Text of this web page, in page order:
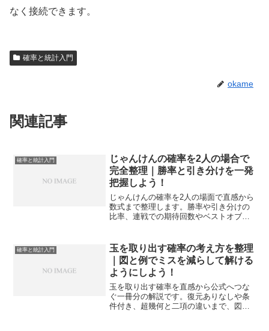
なく接続できます。
確率と統計入門
okame
関連記事
確率と統計入門
じゃんけんの確率を2人の場合で
完全整理｜勝率と引き分けを一発
把握しよう！
じゃんけんの確率を2人の場面で直感から
数式まで整理します。勝率や引き分けの
比率、連戦での期待回数やベストオブ方
確率と統計入門
玉を取り出す確率の考え方を整理
｜図と例でミスを減らして解ける
ようにしよう！
玉を取り出す確率を直感から公式へつな
ぐ一冊分の解説です。復元ありなしや条
件付き、超幾何と二項の違いまで、図解